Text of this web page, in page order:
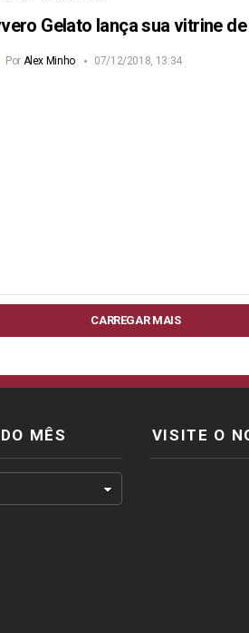
Gelato lança sua vitrine
Por Alex Minho 07/12/2018, 13:34
CARREGAR MAIS
MÊS VISITE O